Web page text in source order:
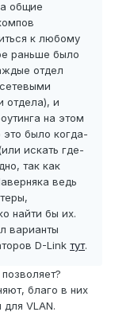
общие
к любому
раньше было
отдел
отдела), и
на этом
было когда-
искать где-
так как
ведь
найти бы их.
варианты
D-Link тут.
благо в них
VLAN.